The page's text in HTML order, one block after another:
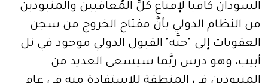
السودان كافياً لإقناع كلِّ المُعاقَبين والمنبوذين
من النظام الدولي بأنَّ مفتاح الخروج من سجن
العقوبات إلى "جنَّة" القبول الدولي موجود في تل
أبيب، وهو درس ربَّما سيسعى العديد من